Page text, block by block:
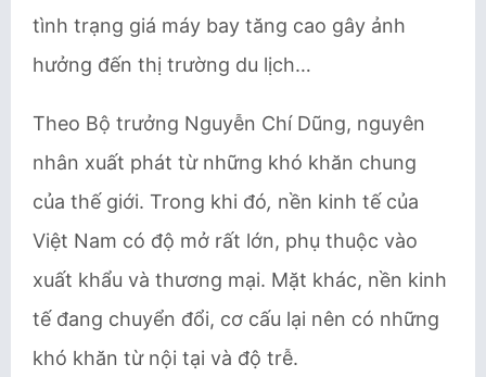
tình trạng giá máy bay tăng cao gây ảnh
hưởng đến thị trường du lịch…
Theo Bộ trưởng Nguyễn Chí Dũng, nguyên
nhân xuất phát từ những khó khăn chung
của thế giới. Trong khi đó, nền kinh tế của
Việt Nam có độ mở rất lớn, phụ thuộc vào
xuất khẩu và thương mại. Mặt khác, nền kinh
tế đang chuyển đổi, cơ cấu lại nên có những
khó khăn từ nội tại và độ trễ.